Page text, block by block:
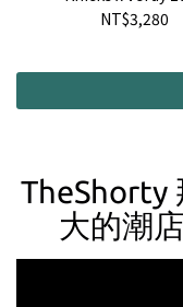
NBA NT$3,280
TheShorty
大的潮